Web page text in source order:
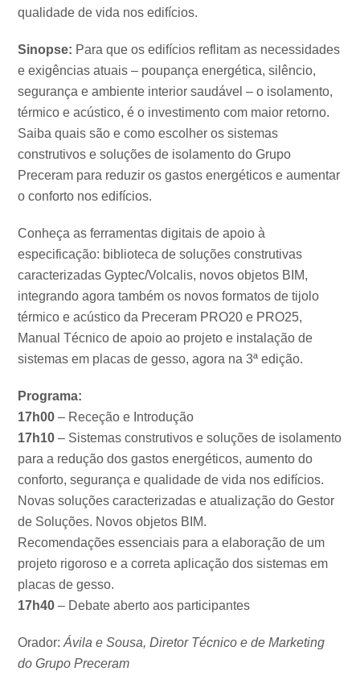
qualidade de vida nos edifícios.
Sinopse: Para que os edifícios reflitam as necessidades
e exigências atuais – poupança energética, silêncio,
segurança e ambiente interior saudável – o isolamento,
térmico e acústico, é o investimento com maior retorno.
Saiba quais são e como escolher os sistemas
construtivos e soluções de isolamento do Grupo
Preceram para reduzir os gastos energéticos e aumentar
o conforto nos edifícios.
Conheça as ferramentas digitais de apoio à
especificação: biblioteca de soluções construtivas
caracterizadas Gyptec/Volcalis, novos objetos BIM,
integrando agora também os novos formatos de tijolo
térmico e acústico da Preceram PRO20 e PRO25,
Manual Técnico de apoio ao projeto e instalação de
sistemas em placas de gesso, agora na 3ª edição.
Programa:
17h00 – Receção e Introdução
17h10 – Sistemas construtivos e soluções de isolamento
para a redução dos gastos energéticos, aumento do
conforto, segurança e qualidade de vida nos edifícios.
Novas soluções caracterizadas e atualização do Gestor
de Soluções. Novos objetos BIM.
Recomendações essenciais para a elaboração de um
projeto rigoroso e a correta aplicação dos sistemas em
placas de gesso.
17h40 – Debate aberto aos participantes
Orador:Ávila e Sousa, Diretor Técnico e de Marketing
do Grupo Preceram